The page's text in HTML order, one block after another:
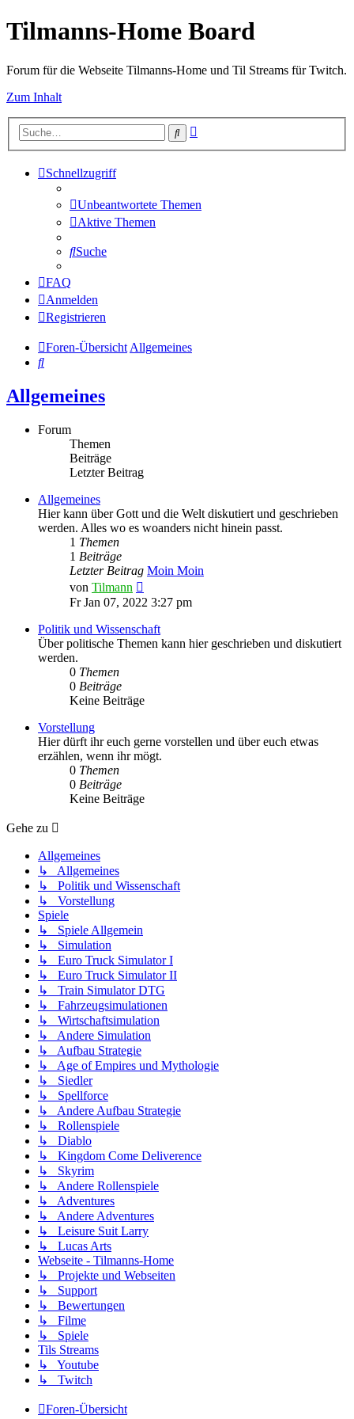
Tilmanns-Home Board
Forum für die Webseite Tilmanns-Home und Til Streams für Twitch.
Zum Inhalt
Suche
Schnellzugriff
Unbeantwortete Themen
Aktive Themen
Suche
FAQ
Anmelden
Registrieren
Foren-ÜbersichtAllgemeines
Suche
Allgemeines
Forum
Themen
Beiträge
Letzter Beitrag
Allgemeines
Hier kann über Gott und die Welt diskutiert und geschrieben
werden. Alles wo es woanders nicht hinein passt.
1 Themen
1 Beiträge
Letzter Beitrag Moin Moin
von Tilmann
Beitrag
Fr Jan 07, 2022 3:27 pm
Politik und Wissenschaft
Über politische Themen kann hier geschrieben und diskutiert
werden.
0 Themen
0 Beiträge
Keine Beiträge
Vorstellung
Hier dürft ihr euch gerne vorstellen und über euch etwas
erzählen, wenn ihr mögt.
0 Themen
0 Beiträge
Keine Beiträge
Gehe zu
Allgemeines
↳ Allgemeines
↳ Politik und Wissenschaft
↳ Vorstellung
Spiele
↳ Spiele Allgemein
↳ Simulation
↳ Euro Truck Simulator I
↳ Euro Truck Simulator II
↳ Train Simulator DTG
↳ Fahrzeugsimulationen
↳ Wirtschaftsimulation
↳ Andere Simulation
↳ Aufbau Strategie
↳ Age of Empires und Mythologie
↳ Siedler
↳ Spellforce
↳ Andere Aufbau Strategie
↳ Rollenspiele
↳ Diablo
↳ Kingdom Come Deliverence
↳ Skyrim
↳ Andere Rollenspiele
↳ Adventures
↳ Andere Adventures
↳ Leisure Suit Larry
↳ Lucas Arts
Webseite - Tilmanns-Home
↳ Projekte und Webseiten
↳ Support
↳ Bewertungen
↳ Filme
↳ Spiele
Tils Streams
↳ Youtube
↳ Twitch
Foren-Übersicht